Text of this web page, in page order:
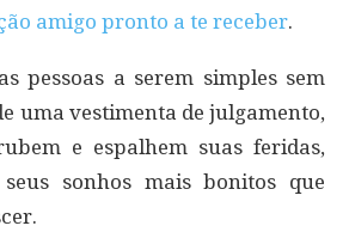
amigo pronto a te receber.
pessoas a serem simples sem
uma vestimenta de julgamento,
e espalhem suas feridas,
seus sonhos mais bonitos que